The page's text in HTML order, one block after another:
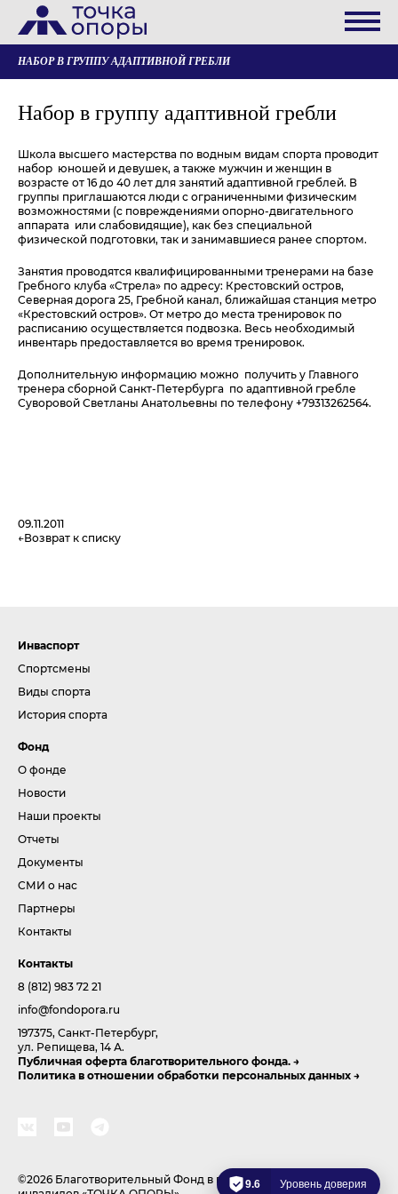
НАБОР В ГРУППУ АДАПТИВНОЙ ГРЕБЛИ
Набор в группу адаптивной гребли
Школа высшего мастерства по водным видам спорта проводит
набор юношей и девушек, а также мужчин и женщин в
возрасте от 16 до 40 лет для занятий адаптивной греблей. В
группы приглашаются люди с ограниченными физическим
возможностями (с повреждениями опорно-двигательного
аппарата или слабовидящие), как без специальной
физической подготовки, так и занимавшиеся ранее спортом.
Занятия проводятся квалифицированными тренерами на базе
Гребного клуба «Стрела» по адресу: Крестовский остров,
Северная дорога 25, Гребной канал, ближайшая станция метро
«Крестовский остров». От метро до места тренировок по
расписанию осуществляется подвозка. Весь необходимый
инвентарь предоставляется во время тренировок.
Дополнительную информацию можно получить у Главного
тренера сборной Санкт-Петербурга по адаптивной гребле
Суворовой Светланы Анатольевны по телефону +79313262564.
09.11.2011
Возврат к списку
Инваспорт
Спортсмены
Виды спорта
История спорта
Фонд
О фонде
Новости
Наши проекты
Отчеты
Документы
СМИ о нас
Партнеры
Контакты
Контакты
8 (812) 983 72 21
info@fondopora.ru
197375, Санкт-Петербург,
ул. Репищева, 14 А.
Публичная оферта благотворительного фонда.
Политика в отношении обработки персональных данных
©2026 Благотворительный Фонд в поддержку развития спорта
9.6 Уровень доверия